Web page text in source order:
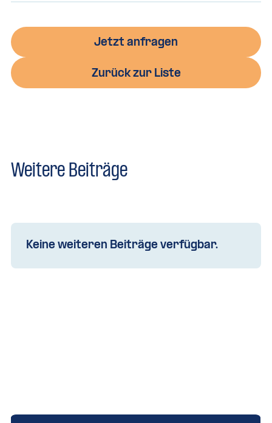
Jetzt anfragen
Zurück zur Liste
Weitere Beiträge
Keine weiteren Beiträge verfügbar.